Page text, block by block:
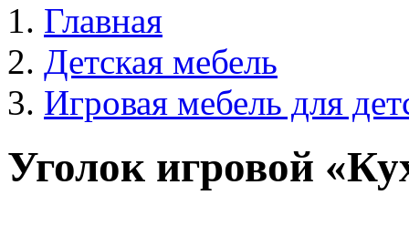
Главная
Детская мебель
Игровая мебель для
Уголок игровой